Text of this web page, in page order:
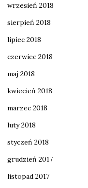
wrzesień 2018
sierpień 2018
lipiec 2018
czerwiec 2018
maj 2018
kwiecień 2018
marzec 2018
luty 2018
styczeń 2018
grudzień 2017
listopad 2017